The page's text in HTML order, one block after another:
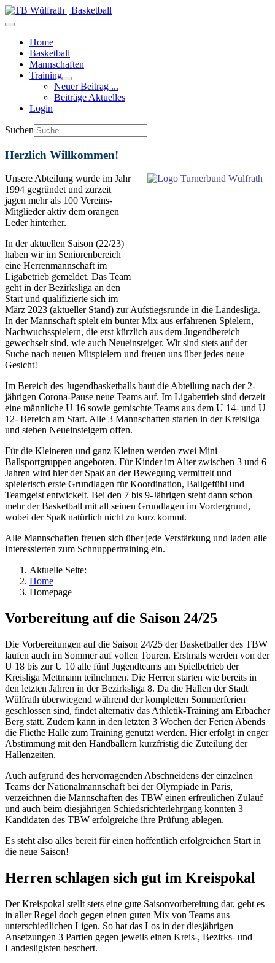
Home
Basketball
Mannschaften
Training
Neuer Beitrag ...
Beiträge Aktuelles
Login
Suchen
Herzlich Willkommen!
Unsere Abteilung wurde im Jahr
1994 gegründet und zurzeit
jagen mehr als 100 Vereins-
Mitglieder aktiv dem orangen
Leder hinterher.
In der aktuellen Saison (22/23)
haben wir im Seniorenbereich
eine Herrenmannschaft im
Ligabetrieb gemeldet. Das Team
geht in der Bezirksliga an den
Start und qualifizierte sich im
März 2023 (aktueller Stand) zur Aufstiegsrunde in die Landesliga.
In der Mannschaft spielt ein bunter Mix aus erfahrenen Spielern,
Nachwuchsspielern, die erst kürzlich aus dem Jugendbereich
gewechselt sind, wie auch Neueinsteiger. Wir sind stets auf der
Suche nach neuen Mitspielern und freuen uns über jedes neue
Gesicht!
Im Bereich des Jugendbasketballs baut die Abteilung nach der 2-
jährigen Corona-Pause neue Teams auf. Im Ligabetrieb sind derzeit
eine männliche U 16 sowie gemischte Teams aus dem U 14- und U
12- Bereich am Start. Alle 3 Mannschaften starten in der Kreisliga
und stehen Neueinsteigern offen.
Für die Kleineren und ganz Kleinen werden zwei Mini
Ballsportgruppen angeboten. Für Kinder im Alter zwischen 3 und 6
Jahren wird hier der Spaß an der Bewegung vermittelt und
spielerisch erste Grundlagen für Koordination, Ballgefühl und
Teamgeist entwickelt. Bei den 7 bis 9-Jährigen steht dann schon
mehr der Basketball mit all seinen Grundlagen im Vordergrund,
wobei der Spaß natürlich nicht zu kurz kommt.
Alle Mannschaften freuen sich über jede Verstärkung und laden alle
Interessierten zum Schnuppertraining ein.
Aktuelle Seite:
Home
Homepage
Vorbereitung auf die Saison 24/25
Die Vorbereitungen auf die Saison 24/25 der Basketballer des TBW
laufen auch im Sommer auf vollen Touren. Erstmals werden von der
U 18 bis zur U 10 alle fünf Jugendteams am Spielbetrieb der
Kreisliga Mettmann teilnehmen. Die Herren starten wie bereits in
den letzten Jahren in der Bezirksliga 8. Da die Hallen der Stadt
Wülfrath überwiegend während der kompletten Sommerferien
geschlossen sind, findet alternativ das Athletik-Training am Erbacher
Berg statt. Zudem kann in den letzten 3 Wochen der Ferien Abends
die Fliethe Halle zum Training genutzt werden. Hier erfolgt in enger
Abstimmung mit den Handballern kurzfristig die Zuteilung der
Hallenzeiten.
Auch aufgrund des hervorragenden Abschneidens der einzelnen
Teams der Nationalmannschaft bei der Olympiade in Paris,
verzeichnen die Mannschaften des TBW einen erfreulichen Zulauf
und auch beim diesjährigen Schiedsrichterlehrgang konnten 3
Kandidaten des TBW erfolgreiche ihre Prüfung ablegen.
Es steht also alles bereit für einen hoffentlich erfolgreichen Start in
die neue Saison!
Herren schlagen sich gut im Kreispokal
Der Kreispokal stellt stets eine gute Saisonvorbereitung dar, geht es
in aller Regel doch gegen einen guten Mix von Teams aus
unterschiedlichen Ligen. So hat das Los in der diesjährigen
Ansetzungen 3 Partien gegen jeweils einen Kreis-, Bezirks- und
Landesligisten beschert.